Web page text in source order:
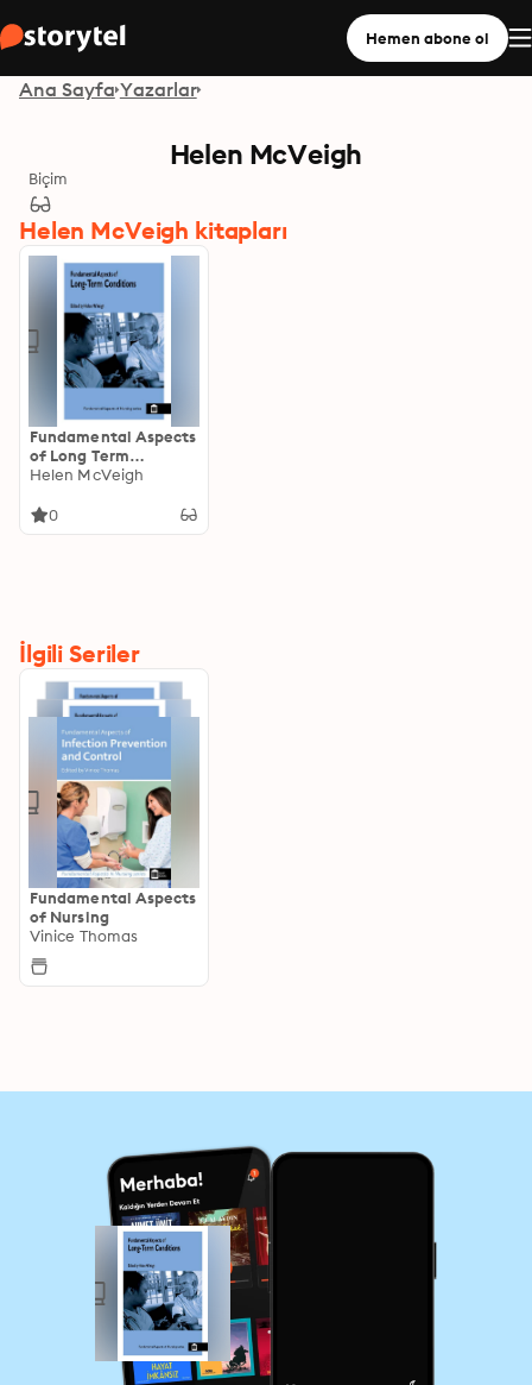
Hemen abone ol
Ana Sayfa Yazarlar
Helen McVeigh
Biçim
Helen McVeigh kitapları
Fundamental Aspects
of Long Term
Conditions
Helen McVeigh
0
İlgili Seriler
Fundamental Aspects
of Nursing
Vinice Thomas